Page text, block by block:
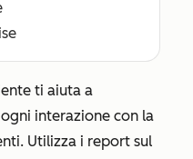
ti aiuta a
interazione con la
Utilizza i report sul